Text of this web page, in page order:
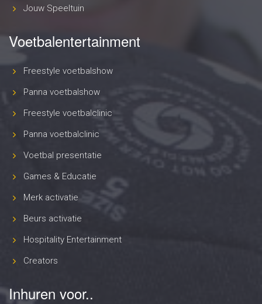
Jouw Speeltuin
Voetbalentertainment
Freestyle voetbalshow
Panna voetbalshow
Freestyle voetbalclinic
Panna voetbalclinic
Voetbal presentatie
Games & Educatie
Merk activatie
Beurs activatie
Hospitality Entertainment
Creators
Inhuren voor..